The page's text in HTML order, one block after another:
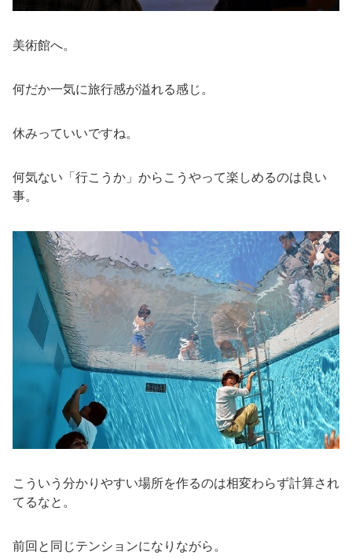
美術館へ。
何だか一気に旅行感が溢れる感じ。
休みっていいですね。
何気ない「行こうか」からこうやって楽しめるのは良い
事。
こういう分かりやすい場所を作るのは相変わらず計算され
てるなと。
前回と同じテンションになりながら。